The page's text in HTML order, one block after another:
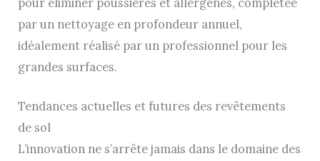
par un nettoyage en profondeur annuel,
idéalement réalisé par un professionnel pour les
grandes surfaces.
Tendances actuelles et futures des revêtements
de sol
L’innovation ne s’arrête jamais dans le domaine des